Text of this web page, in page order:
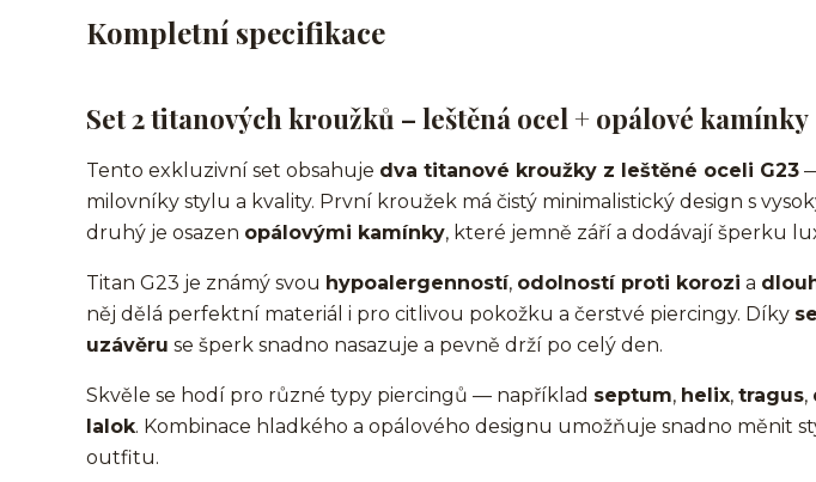
Kompletní specifikace
Set 2 titanových kroužků – leštěná ocel + opálové kamínky
Tento exkluzivní set obsahuje dva titanové kroužky z leštěné oceli G23
milovníky stylu a kvality. První kroužek má čistý minimalistický design s
druhý je osazen opálovými kamínky, které jemně září a dodávají šperku
Titan G23 je známý svou hypoalergenností, odolností proti korozi a
něj dělá perfektní materiál i pro citlivou pokožku a čerstvé piercingy. Díky
uzávěru se šperk snadno nasazuje a pevně drží po celý den.
Skvěle se hodí pro různé typy piercingů — například septum, helix, tragus,
lalok. Kombinace hladkého a opálového designu umožňuje snadno měnit
outfitu.